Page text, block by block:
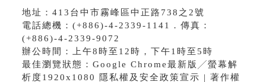
地址：413台中市霧峰區中正路738之2號
電話總機：(+886)-4-2339-1141．傳真：
(+886)-4-2339-9072
辦公時間：上午8時至12時，下午1時至5時
最佳瀏覽狀態：Google Chrome最新版╱螢幕解
析度1920x1080 隱私權及安全政策宣示 | 著作權